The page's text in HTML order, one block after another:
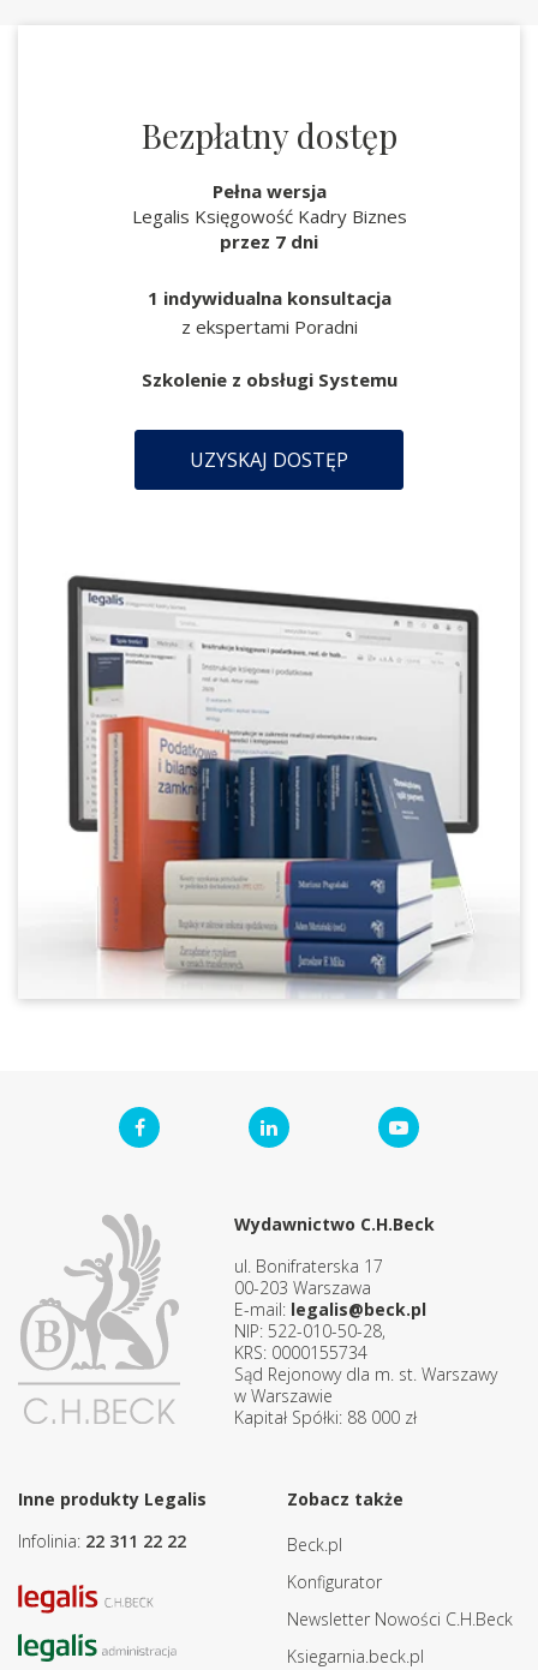
Bezpłatny dostęp
Pełna wersja
Legalis Księgowość Kadry Biznes
przez 7 dni
1 indywidualna konsultacja
z ekspertami Poradni
Szkolenie z obsługi Systemu
UZYSKAJ DOSTĘP
Wydawnictwo C.H.Beck
ul. Bonifraterska 17
00-203 Warszawa
E-mail: legalis@beck.pl
NIP: 522-010-50-28,
KRS: 0000155734
Sąd Rejonowy dla m. st. Warszawy
w Warszawie
Kapitał Spółki: 88 000 zł
Inne produkty Legalis
Infolinia: 22 311 22 22
Zobacz także
Beck.pl
Konfigurator
Newsletter Nowości C.H.Beck
Ksiegarnia.beck.pl